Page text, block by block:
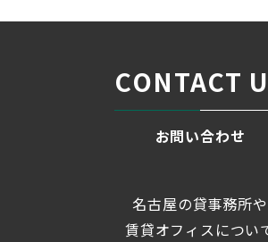
CONTACT
お問い合わせ
名古屋の貸事務所や
賃貸オフィスについ